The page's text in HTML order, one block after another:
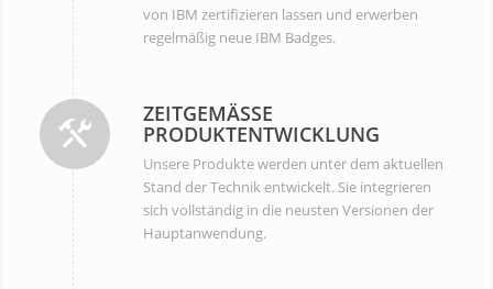
von IBM zertifizieren lassen und erwerben
regelmäßig neue IBM Badges.
ZEITGEMÄSSE P
RODUKTENTWICKLUNG
Unsere Produkte werden unter dem aktuellen
Stand der Technik entwickelt. Sie integrieren
sich vollständig in die neusten Versionen der
Hauptanwendung.